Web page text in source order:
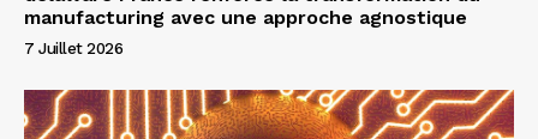
manufacturing avec une approche agnostique
7 Juillet 2026